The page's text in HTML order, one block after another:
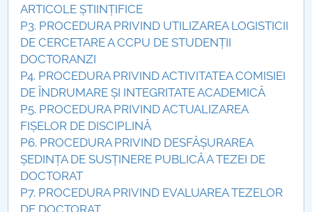
Comisie de etica unversitară
Evenimente CUP
Accesibilitate pentru studenții cu dizabilități
Raportul Conducerii Centrului Universitar Pitești
privind implementarea Planului Operațional 2020-
2024
Parteneri CUP
ARTICOLE ȘTIINȚIFICE
P3. PROCEDURA PRIVIND UTILIZAREA LOGISTICII
DE CERCETARE A CCPU DE STUDENȚII
DOCTORANZI
P4. PROCEDURA PRIVIND ACTIVITATEA COMISIEI
DE ÎNDRUMARE ȘI INTEGRITATE ACADEMICĂ
P5. PROCEDURA PRIVIND ACTUALIZAREA
FIȘELOR DE DISCIPLINĂ
P6. PROCEDURA PRIVIND DESFĂȘURAREA
ȘEDINȚA DE SUSȚINERE PUBLICĂ A TEZEI DE
DOCTORAT
P7. PROCEDURA PRIVIND EVALUAREA TEZELOR
DE DOCTORAT